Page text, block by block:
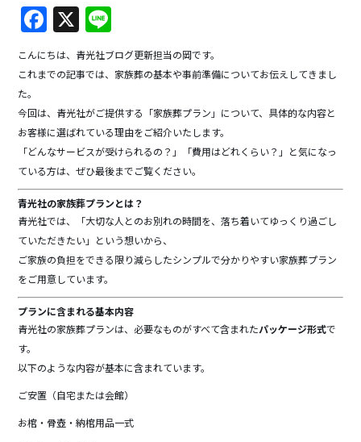
F
a
c
b
o
o
k
X
n
e
こんにちは、青光社ブログ更新担当の岡です。
これまでの記事では、家族葬の基本や事前準備についてお伝えしてきまし
た。
今回は、青光社がご提供する「家族葬プラン」について、具体的な内容と
お客様に選ばれている理由をご紹介いたします。
「どんなサービスが受けられるの？」「費用はどれくらい？」と気になっ
ている方は、ぜひ最後までご覧ください。
青光社の家族葬プランとは？
青光社では、「大切な人とのお別れの時間を、落ち着いてゆっくり過ごし
ていただきたい」という想いから、
ご家族の負担をできる限り減らしたシンプルで分かりやすい家族葬プラン
をご用意しています。
プランに含まれる基本内容
青光社の家族葬プランは、必要なものがすべて含まれたパッケージ形式で
す。
以下のような内容が基本に含まれています。
ご安置（自宅または会館）
お棺・骨壺・納棺用品一式